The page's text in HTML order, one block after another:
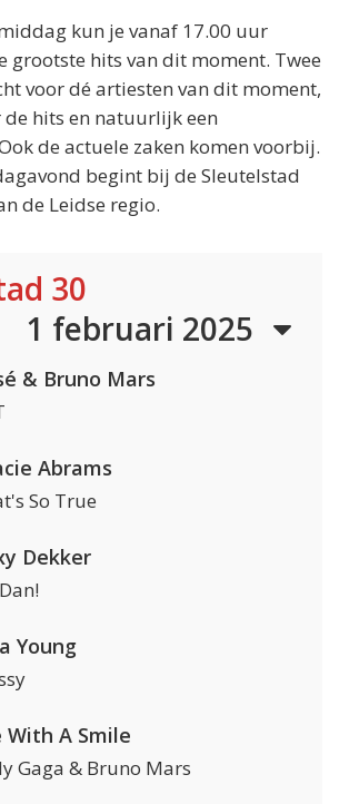
kun je vanaf 17.00 uur
grootste hits van dit moment. Twee
voor dé artiesten van dit moment,
de hits en natuurlijk een
de actuele zaken komen voorbij.
begint bij de Sleutelstad
de Leidse regio.
30
1 februari 2025
& Bruno Mars
Abrams
So True
Dekker
Young
With A Smile
Gaga & Bruno Mars